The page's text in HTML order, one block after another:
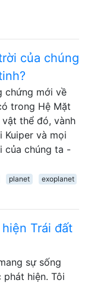
của chúng
chứng mới về
trong Hệ Mặt
thể đó, vành
Kuiper và mọi
của chúng ta -
planet exoplanet
Trái đất
sự sống
hiện. Tôi